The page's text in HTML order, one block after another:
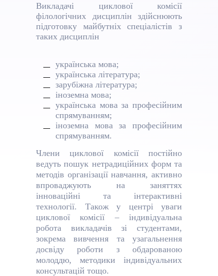
Викладачі циклової комісії
філологічних дисциплін здійснюють
підготовку майбутніх спеціалістів з
таких дисциплін
українська мова;
українська література;
зарубіжна література;
іноземна мова;
українська мова за професійним
спрямуванням;
іноземна мова за професійним
спрямуванням.
Члени циклової комісії постійно
ведуть пошук нетрадиційних форм та
методів організації навчання, активно
впроваджують на заняттях
інноваційні та інтерактивні
технології. Також у центрі уваги
циклової комісії – індивідуальна
робота викладачів зі студентами,
зокрема вивчення та узагальнення
досвіду роботи з обдарованою
молоддю, методики індивідуальних
консультацій тощо.